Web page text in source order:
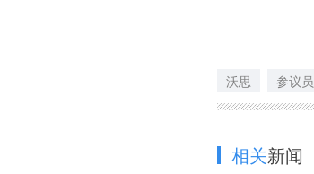
沃思 参议员
相关新闻